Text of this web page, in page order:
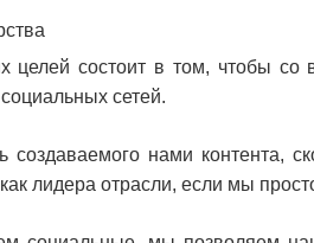
целей состоит в том, чтобы со
сетей.
создаваемого нами контента,
лидера отрасли, если мы